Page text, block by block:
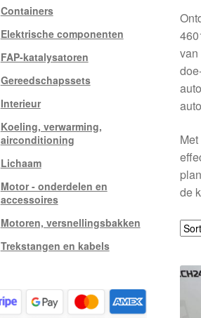
van
de
Containers
Elektrische componenten
FAP-katalysatoren
Gereedschapssets
Interieur
Koeling, verwarming,
airconditioning
Lichaam
Motor - onderdelen en
accessoires
Motoren, versnellingsbakken
Trekstangen en kabels